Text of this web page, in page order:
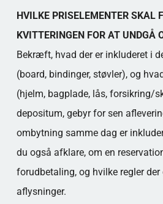
HVILKE PRISELEMENTER SKAL
KVITTERINGEN FOR AT UNDGÅ
Bekræft, hvad der er inkluderet i
(board, bindinger, støvler), og
(hjelm, bagplade, lås, forsikring/
depositum, gebyr for sen
ombytning samme dag er
du også afklare, om en
forudbetaling, og hvilke regler
aflysninger.